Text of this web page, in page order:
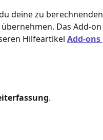
deine zu berechnenden
Das Add-on
Hilfeartikel Add-ons
.